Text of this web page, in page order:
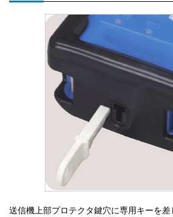
送信機上部プロテクタ鍵穴に専用キーを